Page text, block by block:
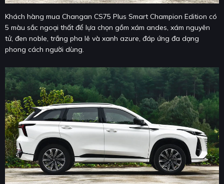
Khách hàng mua Changan CS75 Plus Smart Champion Edition có
5 màu sắc ngoại thất để lựa chọn gồm xám andes, xám nguyên
tử, đen noble, trắng pha lê và xanh azure, đáp ứng đa dạng
phong cách người dùng.